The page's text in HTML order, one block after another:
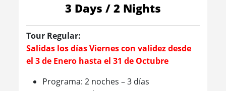
3 Days / 2 Nights
Tour Regular:
Salidas los días Viernes con validez desde
el 3 de Enero hasta el 31 de Octubre
Programa: 2 noches – 3 días